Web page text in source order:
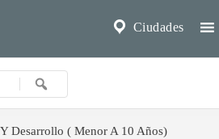
Ciudades
Desarrollo ( Menor A 10 Años)